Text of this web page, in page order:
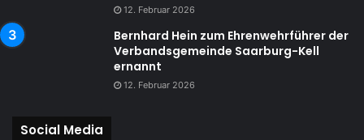
12. Februar 2026
Bernhard Hein zum Ehrenwehrführer der
Verbandsgemeinde Saarburg-Kell
ernannt
12. Februar 2026
Social Media